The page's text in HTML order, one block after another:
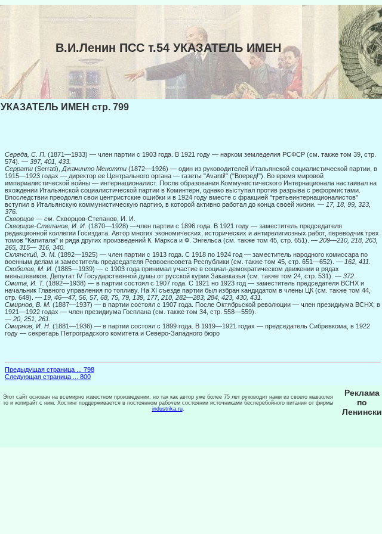
В.И.Ленин ПСС т.54 УКАЗАТЕЛЬ ИМЕН
УКАЗАТЕЛЬ ИМЕН стр. 799
Середа, С. П. (1871—1933) — член партии с 1903 года. В 1921 году — нарком земледелия РСФСР (см. также том 39, стр.
574). — 397, 401, 433.
Серрати (Serrati), Джачинто Менотти (1872—1926) — один из руководителей Итальянской социа­листической партии, в
1915—1923 годах — директор ее Центрального органа — газеты "Avanti!" ("Впе­ред!"). Во время мировой
империалистической войны — интернационалист. После образования Комму­нистического Интернационала настаивал на
вхождении Итальянской социалистической партии в Комин­терн, однако выступал против разрыва с реформистами.
Впоследствии преодолел свои центристские ошибки и в 1924 году вместе с фракцией "третьеинтернационалистов"
вступил в Итальянскую коммуни­стическую партию, в которой активно работал до конца своей жизни. — 17, 18, 99, 323,
376.
Скворцов — см. Скворцов-Степанов, И. И.
Скворцов-Степанов, И. И. (1870—1928) —член партии с 1896 года. В 1921 году — заместитель пред­седателя
редакционной коллегии Госиздата. Автор многих экономических, исторических и антирелиги­озных работ, переводчик трех
томов "Капитала" и ряда других произведений К. Маркса и Ф. Энгельса (см. также том 45, стр. 651). — 209—210, 218, 263,
265, 315— 316, 340.
Склянский, Э. М. (1892—1925) — член партии с 1913 года. С 1918 по 1924 год — заместитель народ­ного комиссара по
военным делам и заместитель председателя Реввоенсовета Республики (см. также том 45, стр. 651—652). — 162, 411.
Скобелев, М. И. (1885—1939) — с 1903 года принимал участие в социал-демократическом движении в рядах
меньшевиков. Депутат IV Государственной думы от русской курии Закавказья (см. также том 24, стр. 531). — 372.
Смита, И. Т. (1892—1938) — в партии состоял с 1907 года. С 1921 но 1923 год — заместитель пред­седателя ВСНХ и
начальник Главного управления по топливу. На XI съезде партии был избран кандида­том в члены ЦК (см. также том 44,
стр. 649). — 19, 46—47, 56, 57, 68, 75, 79, 139, 177, 210, 282—283, 284, 423, 430, 431.
Смирнов, В. М. (1887—1937) — в партии состоял с 1907 года. После Октябрьской революции — член президиума ВСНХ; в
1921—1922 годах — член президиума Госплана (см. также том 34, стр. 558—559).
— 20, 251, 261.
Смирнов, И. Н. (1881—1936) — в партии состоял с 1899 года. В 1919—1921 годах — председатель Сибревкома, в 1922
году — секретарь Петроградского комитета и Северо-Западного бюро
Предыдущая страница ... 798
Следующая страница ... 800
Этот сайт основан на всемирно известном произведении, но так как автор уже более 75 лет руководит нами из своего мавзолея
то и копирайт с ним. Хостинг поддерживается в постоянном рабочем состоянии источниками бесперебойного питания от фирмы
industrika.ru.
Реклама
по
Ленински